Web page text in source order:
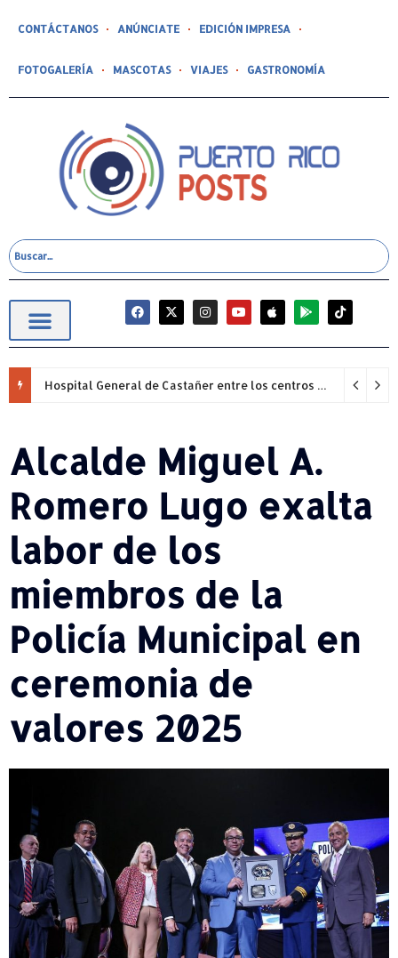
CONTÁCTANOS ANÚNCIATE EDICIÓN IMPRESA
FOTOGALERÍA MASCOTAS VIAJES GASTRONOMÍA
Hospital General de Castañer entre los centros de salud comunitarios con mejor desempeño clínico de Estados Unidos
Alcalde Miguel A.
Romero Lugo exalta
labor de los
miembros de la
Policía Municipal en
ceremonia de
valores 2025